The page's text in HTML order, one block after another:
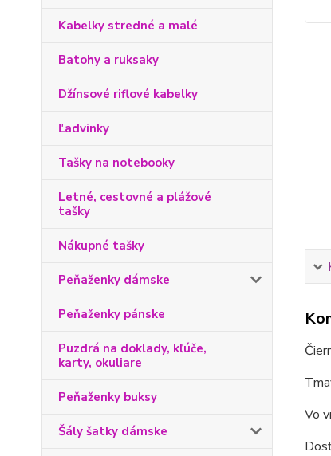
Kabelky stredné a malé
Batohy a ruksaky
Džínsové riflové kabelky
Ľadvinky
Tašky na notebooky
Letné, cestovné a plážové
tašky
Nákupné tašky
Peňaženky dámske
Peňaženky pánske
Puzdrá na doklady, kľúče,
karty, okuliare
Peňaženky buksy
Šály šatky dámske
Vo